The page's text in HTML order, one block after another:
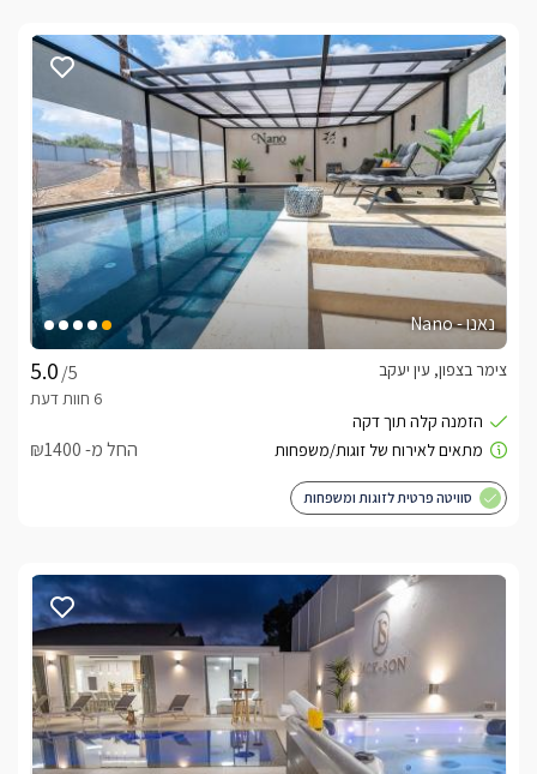
נאנו - Nano
/5
צימר בצפון, עין יעקב
החל מ- ₪1400
סוויטה פרטית לזוגות ומשפחות